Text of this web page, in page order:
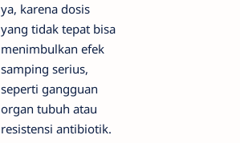
ya, karena dosis
yang tidak tepat bisa
menimbulkan efek
samping serius,
seperti gangguan
organ tubuh atau
resistensi antibiotik.